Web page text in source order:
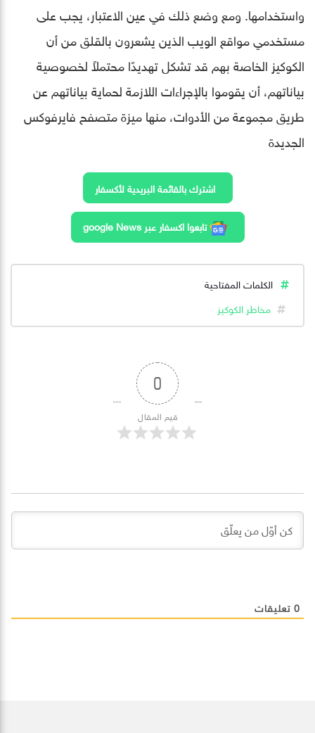
واستخدامها. ومع وضع ذلك في عين الاعتبار، يجب على
مستخدمي مواقع الويب الذين يشعرون بالقلق من أن
الكوكيز الخاصة بهم قد تشكل تهديدًا محتملاً لخصوصية
بياناتهم، أن يقوموا بالإجراءات اللازمة لحماية بياناتهم عن
طريق مجموعة من الأدوات، منها ميزة متصفح فايرفوكس
الجديدة
اشترك بالقائمة البريدية لأكسفار
تابعوا اكسفار عبر google News
الكلمات المفتاحية
مخاطر الكوكيز
0
قيم المقال
0 تعليقات